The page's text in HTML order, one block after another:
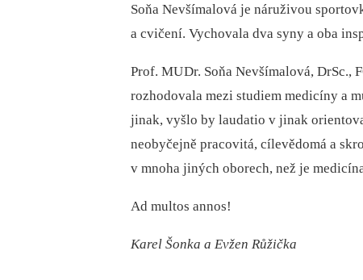
Soňa Nevšímalová je náruživou
a cvičení. Vychovala dva syny a oba
Prof. MU Dr. Soňa Nevšímalová,
rozhodovala mezi studiem medicíny a
jinak, vyšlo by laudatio v jinak
neobyčejně pracovitá, cílevědomá a
v mnoha jiných oborech, než je
Ad multos annos!
Karel Šonka a Evžen Růžička